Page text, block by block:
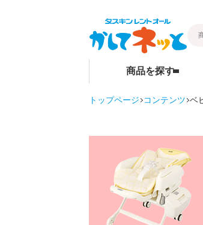
商品を探す
ベビーマットレス・ベビー
チャイルドシート
ハイローチェア・ベビーチ
スケール・バス
トップページ コンテンツ ベ